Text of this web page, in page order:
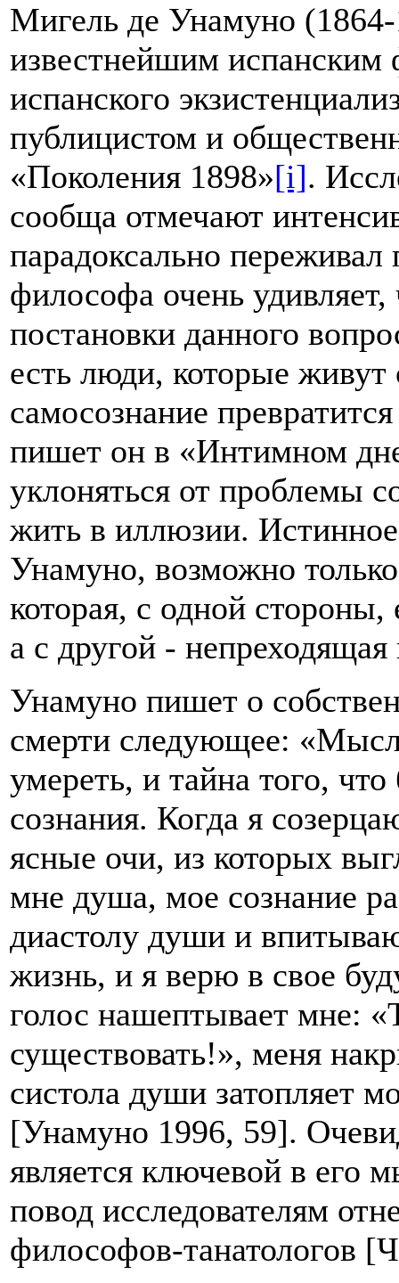
Мигель де Унамуно (1864-
известнейшим испанским
испанского
публицистом и
«Поколения 1898»[i].
сообща отмечают
парадоксально
философа очень удивляет,
постановки данного
есть люди, которые живут
самосознание
пишет он в «Интимном
уклоняться от проблемы
жить в иллюзии.
Унамуно, возможно
которая, с одной
а с другой -
Унамуно пишет о
смерти следующее:
умереть, и тайна того,
сознания. Когда я
ясные очи, из которых
мне душа, мое сознание
диастолу души и
жизнь, и я верю в свое
голос нашептывает мне:
существовать!», меня
систола души затопляет
[Унамуно 1996, 59].
является ключевой в его
повод исследователям
философов-танатологов